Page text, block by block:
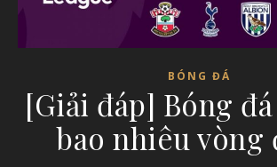
BÓNG ĐÁ
[Giải đáp] Bóng
bao nhiêu vòng